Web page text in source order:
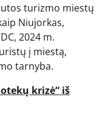
turizmo miestų
Niujorkas,
2024 m.
į miestą,
tarnyba.
krizė“ iš